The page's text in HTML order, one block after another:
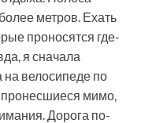
метров. Ехать
проносятся где-
я сначала
на велосипеде по
пронесшиеся мимо,
Дорога по-